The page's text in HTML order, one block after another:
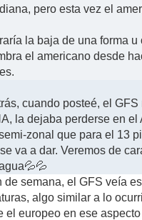
pero esta vez el
la baja de una forma u
el americano desde
cuando posteé, el GFS
la dejaba perderse en el
zonal que para el 13
va a dar. Veremos de
de semana, el GFS veía
algo similar a lo
el europeo en ese